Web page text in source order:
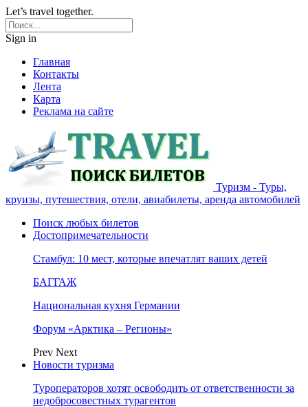
Let’s travel together.
Sign in
Главная
Контакты
Лента
Карта
Реклама на сайте
Туризм - Туры,
круизы, путешествия, отели, авиабилеты, аренда автомобилей
Поиск любых билетов
Достопримечательности
Стамбул: 10 мест, которые впечатлят ваших детей
БАГГАЖ
Национальная кухня Германии
Форум «Арктика – Регионы»
Prev Next
Новости туризма
Туроператоров хотят освободить от ответственности за
недобросовестных турагентов